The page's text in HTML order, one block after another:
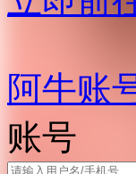
阿牛账
账号